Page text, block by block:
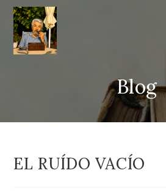
contenido
Blog
EL RUÍDO VACÍO